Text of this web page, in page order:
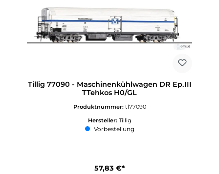
Tillig 77090 - Maschinenkühlwagen DR Ep.III
TTehkos H0/GL
Produktnummer: tl77090
Hersteller: Tillig
Vorbestellung
57,83 €*